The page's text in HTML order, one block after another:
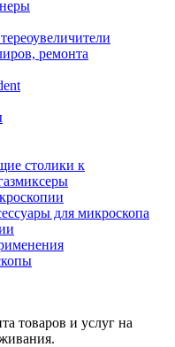
ремонта
столики к
для микроскопа
товаров и услуг на